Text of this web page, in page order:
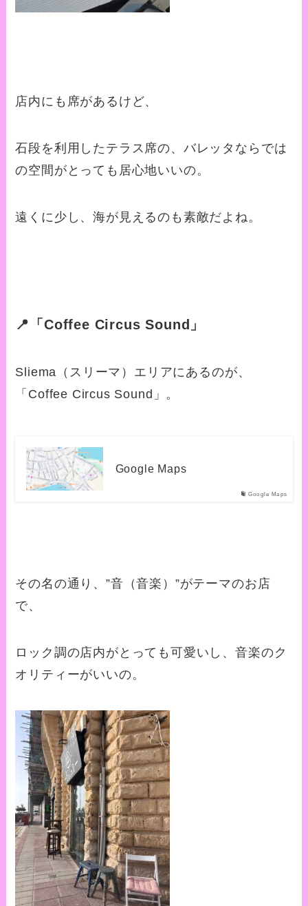
店内にも席があるけど、
石段を利用したテラス席の、バレッタならでは
の空間がとっても居心地いいの。
遠くに少し、海が見えるのも素敵だよね。
📍「Coffee Circus Sound」
Sliema（スリーマ）エリアにあるのが、
「Coffee Circus Sound」。
Google Maps
Google Maps
その名の通り、”音（音楽）”がテーマのお店
で、
ロック調の店内がとっても可愛いし、音楽のク
オリティーがいいの。